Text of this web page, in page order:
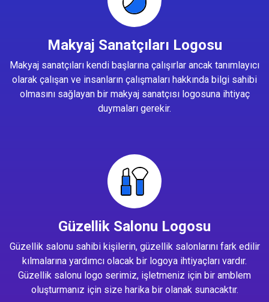
Makyaj Sanatçıları Logosu
Makyaj sanatçıları kendi başlarına çalışırlar ancak tanımlayıcı
olarak çalışan ve insanların çalışmaları hakkında bilgi sahibi
olmasını sağlayan bir makyaj sanatçısı logosuna ihtiyaç
duymaları gerekir.
Güzellik Salonu Logosu
Güzellik salonu sahibi kişilerin, güzellik salonlarını fark edilir
kılmalarına yardımcı olacak bir logoya ihtiyaçları vardır.
Güzellik salonu logo serimiz, işletmeniz için bir amblem
oluşturmanız için size harika bir olanak sunacaktır.